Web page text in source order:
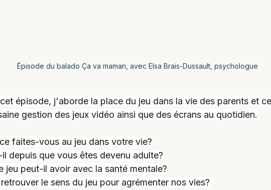
Épisode du balado Ça va maman, avec Elsa Brais-Dussault, psychologue
épisode, j'aborde la place du jeu dans la vie des parents et
gestion des jeux vidéo ainsi que des écrans au quotidien.
faites-vous au jeu dans votre vie?
depuis que vous êtes devenu adulte?
jeu peut-il avoir avec la santé mentale?
le sens du jeu pour agrémenter nos vies?